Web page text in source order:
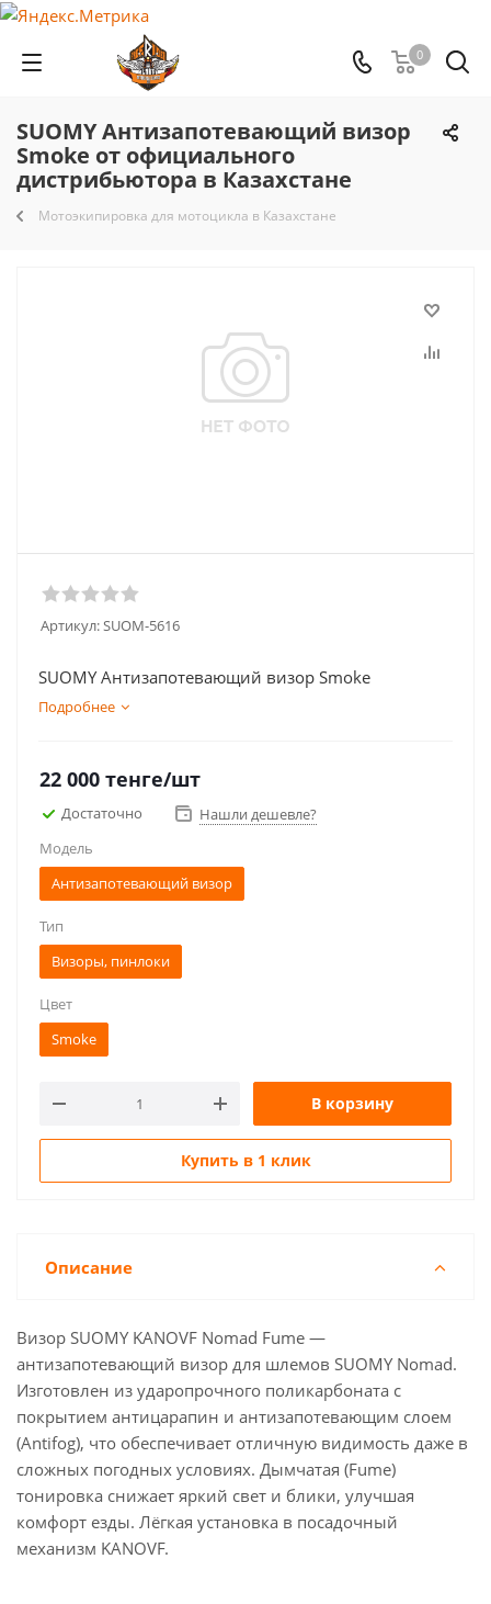
0
SUOMY Антизапотевающий визор
Smoke от официального
дистрибьютора в Казахстане
Мотоэкипировка для мотоцикла в Казахстане
Артикул:SUOM-5616
SUOMY Антизапотевающий визор Smoke
Подробнее
22 000 тенге/шт
Достаточно
Нашли дешевле?
Модель
Антизапотевающий визор
Тип
Визоры, пинлоки
Цвет
Smoke
В корзину
Купить в 1 клик
Описание
Визор SUOMY KANOVF Nomad Fume —
антизапотевающий визор для шлемов SUOMY Nomad.
Изготовлен из ударопрочного поликарбоната с
покрытием антицарапин и антизапотевающим слоем
(Antifog), что обеспечивает отличную видимость даже в
сложных погодных условиях. Дымчатая (Fume)
тонировка снижает яркий свет и блики, улучшая
комфорт езды. Лёгкая установка в посадочный
механизм KANOVF.